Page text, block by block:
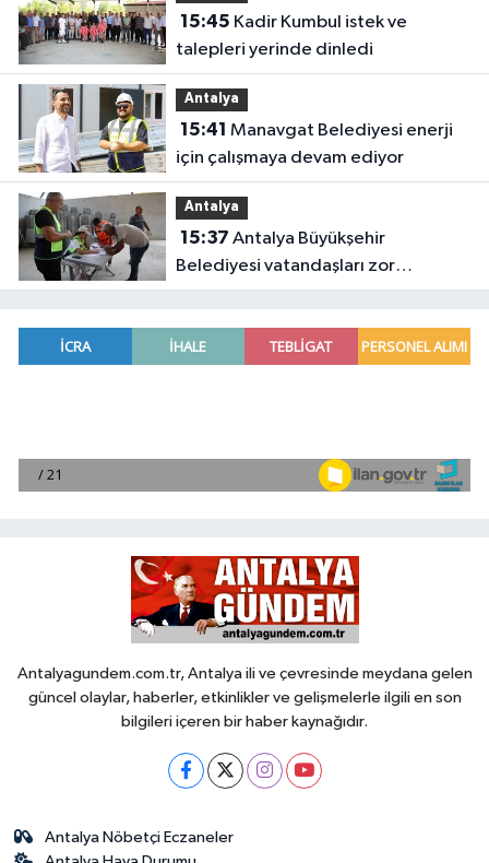
15:45
talepleri yerinde dinledi
Antalya
15:41
için çalışmaya devam ediyor
Antalya
15:37
Belediyesi vatandaşları zor
gününde yalnız bırakmadı
Antalyagundem.com.tr, Antalya ili ve çevresinde meydana gelen
güncel olaylar, haberler, etkinlikler ve gelişmelerle ilgili en son
bilgileri içeren bir haber kaynağıdır.
Antalya Nöbetçi Eczaneler